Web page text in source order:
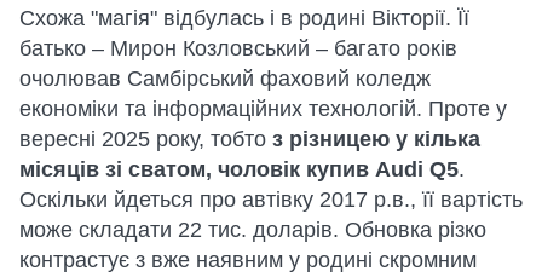
Схожа "магія" відбулась і в родині Вікторії. Її
батько – Мирон Козловський – багато років
очолював Самбірський фаховий коледж
економіки та інформаційних технологій. Проте у
вересні 2025 року, тобто з різницею у кілька
місяців зі сватом, чоловік купив Audi Q5.
Оскільки йдеться про автівку 2017 р.в., її вартість
може складати 22 тис. доларів. Обновка різко
контрастує з вже наявним у родині скромним